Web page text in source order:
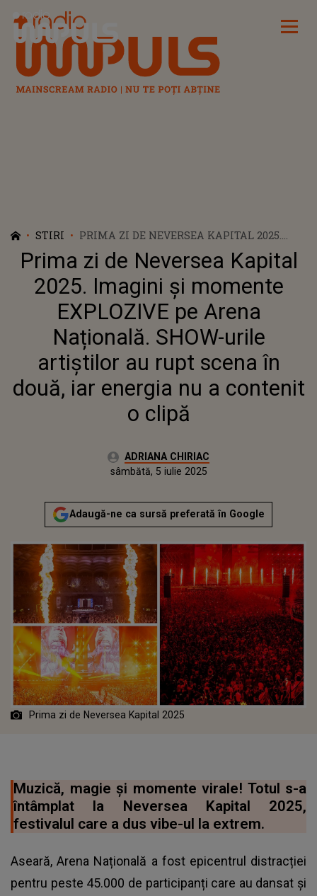
Radio Impuls
STIRI
PRIMA ZI DE NEVERSEA KAPITAL 2025.
IMAGINI ȘI MOMENTE EXPLOZIVE PE
ARENA NAȚIONALĂ. SHOW-URILE
ARTIȘTILOR AU RUPT SCENA ÎN DOUĂ, IAR
ENERGIA NU A CONTENIT O CLIPĂ
Prima zi de Neversea Kapital
2025. Imagini și momente
EXPLOZIVE pe Arena
Națională. SHOW-urile
artiștilor au rupt scena în
două, iar energia nu a contenit
o clipă
Autor:ADRIANA CHIRIAC
Actualizat:
sâmbătă, 5 iulie 2025
Adaugă-ne ca sursă preferată în Google
Prima zi de Neversea Kapital 2025
Muzică, magie și momente virale! Totul s-a
întâmplat la Neversea Kapital 2025,
festivalul care a dus vibe-ul la extrem.
Aseară, Arena Națională a fost epicentrul distracției
pentru peste 45.000 de participanți care au dansat și